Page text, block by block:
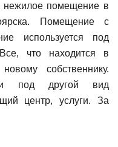
нежилое помещение в
Помещение с
используется под
что находится в
собственнику.
и под другой вид
центр, услуги. За